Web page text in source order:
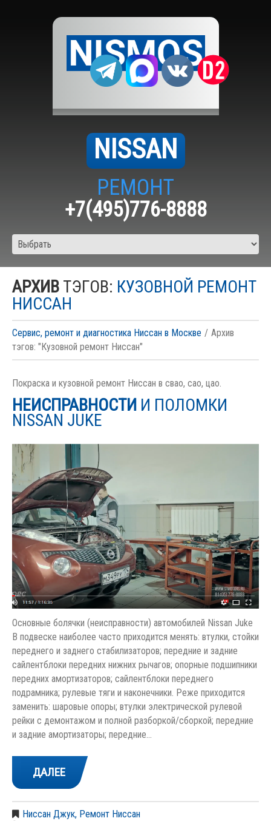
NISSAN
РЕМОНТ
+7(495)776-8888
АРХИВ ТЭГОВ: КУЗОВНОЙ РЕМОНТ
НИССАН
Сервис, ремонт и диагностика Ниссан в Москве
Архив
тэгов: "Кузовной ремонт Ниссан"
Покраска и кузовной ремонт Ниссан в свао, сао, цао.
НЕИСПРАВНОСТИ И ПОЛОМКИ
NISSAN JUKE
Основные болячки (неисправности) автомобилей Nissan Juke
В подвеске наиболее часто приходится менять: втулки, стойки
переднего и заднего стабилизаторов; передние и задние
сайлентблоки передних нижних рычагов; опорные подшипники
передних амортизаторов; сайлентблоки переднего
подрамника; рулевые тяги и наконечники. Реже приходится
заменить: шаровые опоры; втулки электрической рулевой
рейки с демонтажом и полной разборкой/сборкой; передние
и задние амортизаторы; передние…
ДАЛЕЕ
Ниссан Джук, Ремонт Ниссан